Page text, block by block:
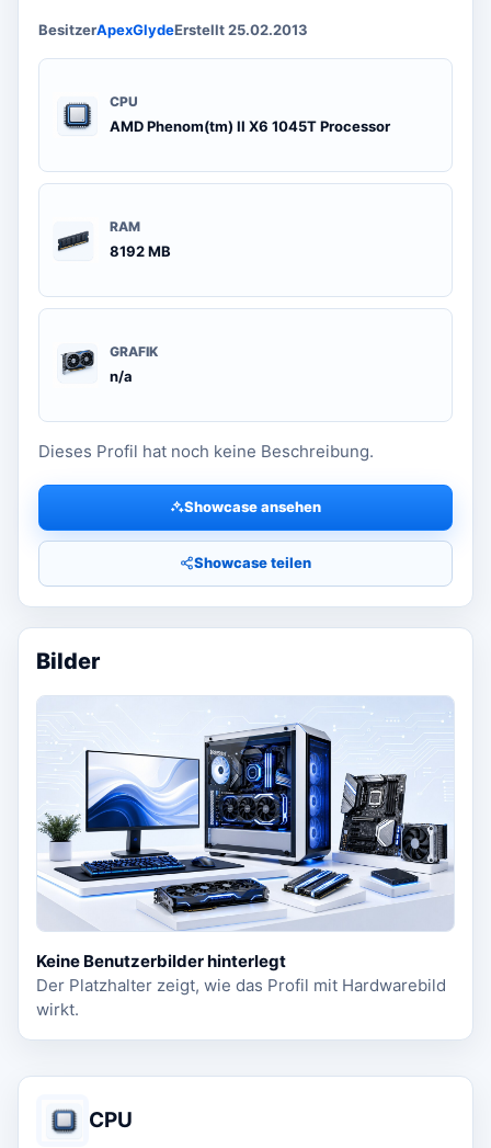
BesitzerApexGlydeErstellt 25.02.2013
CPU
AMD Phenom(tm) II X6 1045T Processor
RAM
8192 MB
GRAFIK
n/a
Dieses Profil hat noch keine Beschreibung.
Showcase ansehen
Showcase teilen
Bilder
Keine Benutzerbilder hinterlegt
Der Platzhalter zeigt, wie das Profil mit Hardwarebild
wirkt.
CPU